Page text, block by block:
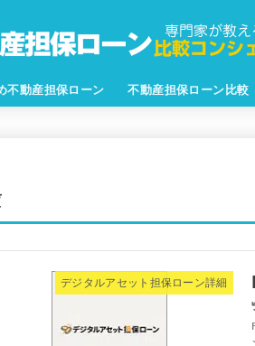
不動産担保ローン 不動産担保ローン比較
デジタルアセット担保ローン詳細